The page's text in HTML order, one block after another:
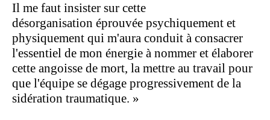
Il me faut insister sur cette
désorganisation éprouvée psychiquement et
physiquement qui m'aura conduit à consacrer
l'essentiel de mon énergie à nommer et élaborer
cette angoisse de mort, la mettre au travail pour
que l'équipe se dégage progressivement de la
sidération traumatique. »